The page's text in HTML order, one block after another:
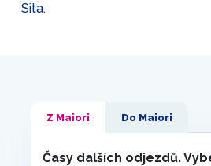
Sita.
Z Maiori Do Maiori
Časy dalších odjezdů.